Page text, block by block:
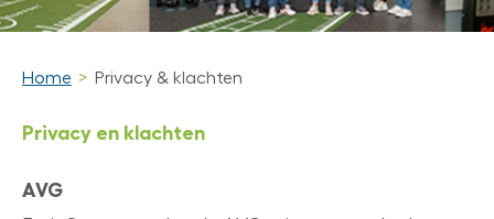
Home Privacy & klachten
Privacy en klachten
AVG